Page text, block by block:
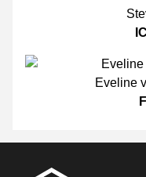
Eveline